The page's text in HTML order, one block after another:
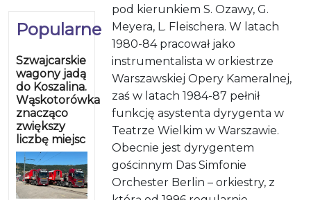
Popularne
Szwajcarskie
wagony jadą
do Koszalina.
Wąskotorówka
znacząco
zwiększy
liczbę miejsc
pod kierunkiem S. Ozawy, G.
Meyera, L. Fleischera. W latach
1980-84 pracował jako
instrumentalista w orkiestrze
Warszawskiej Opery Kameralnej,
zaś w latach 1984-87 pełnił
funkcję asystenta dyrygenta w
Teatrze Wielkim w Warszawie.
Obecnie jest dyrygentem
gościnnym Das Simfonie
Orchester Berlin – orkiestry, z